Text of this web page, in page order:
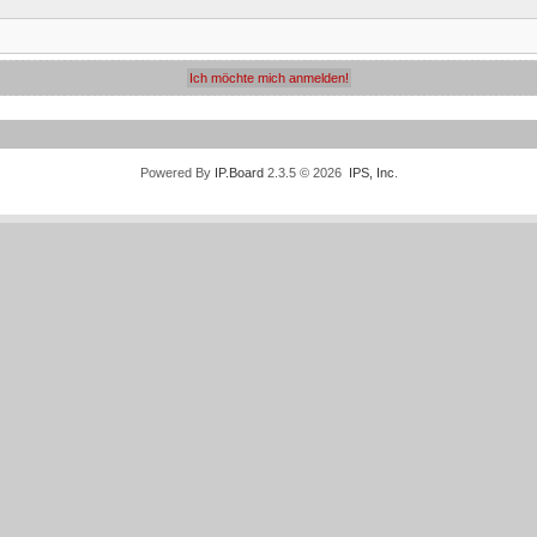
Powered By IP.Board2.3.5 © 2026 IPS, Inc